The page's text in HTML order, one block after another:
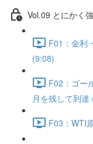
Vol.09 とにかく
F01：金利
(9:08)
F02：ゴー
月を残して到達
F03：WTI